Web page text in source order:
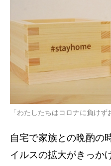
「わたしたちはコロナに負けず
自宅で家族との晩酌の
イルスの拡大がきっか